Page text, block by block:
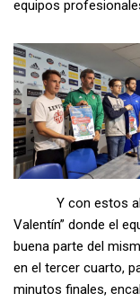
equipos
Y con estos
Valentín” donde el
buena parte del
en el tercer cuarto,
minutos finales,